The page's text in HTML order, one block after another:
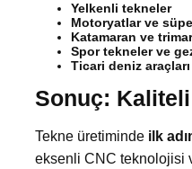
Yelkenli tekneler
Motoryatlar ve
Katamaran ve
Spor tekneler ve
Ticari deniz araçları
Sonuç:
Tekne üretiminde ilk
eksenli CNC teknolojisi